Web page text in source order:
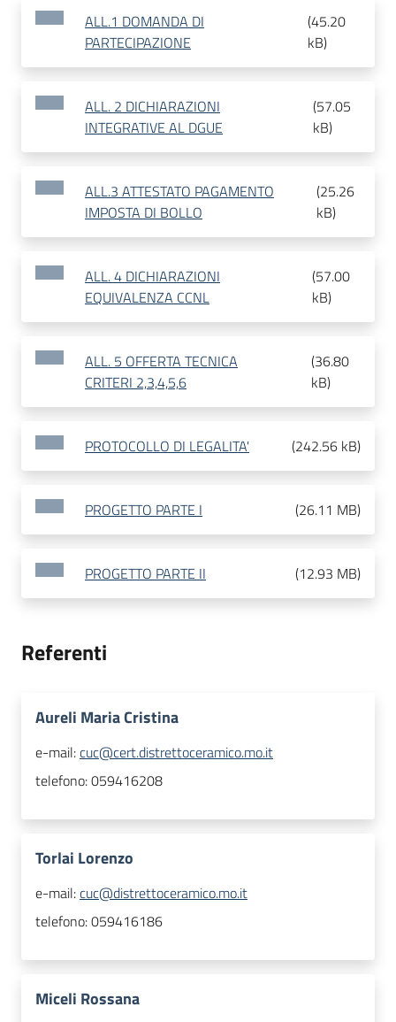
ALL.1 DOMANDA DI
PARTECIPAZIONE
(45.20
kB)
ALL. 2 DICHIARAZIONI
INTEGRATIVE AL DGUE
(57.05
kB)
ALL.3 ATTESTATO PAGAMENTO
IMPOSTA DI BOLLO
(25.26
kB)
ALL. 4 DICHIARAZIONI
EQUIVALENZA CCNL
(57.00
kB)
ALL. 5 OFFERTA TECNICA
CRITERI 2,3,4,5,6
(36.80
kB)
PROTOCOLLO DI LEGALITA' (242.56 kB)
PROGETTO PARTE I (26.11 MB)
PROGETTO PARTE II (12.93 MB)
Referenti
Aureli Maria Cristina
e-mail:cuc@cert.distrettoceramico.mo.it
telefono:059416208
Torlai Lorenzo
e-mail:cuc@distrettoceramico.mo.it
telefono:059416186
Miceli Rossana